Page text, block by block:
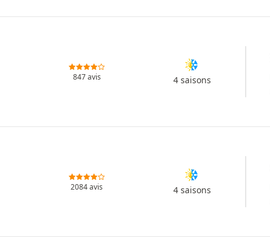
847 avis 4 saisons
2084 avis 4 saisons